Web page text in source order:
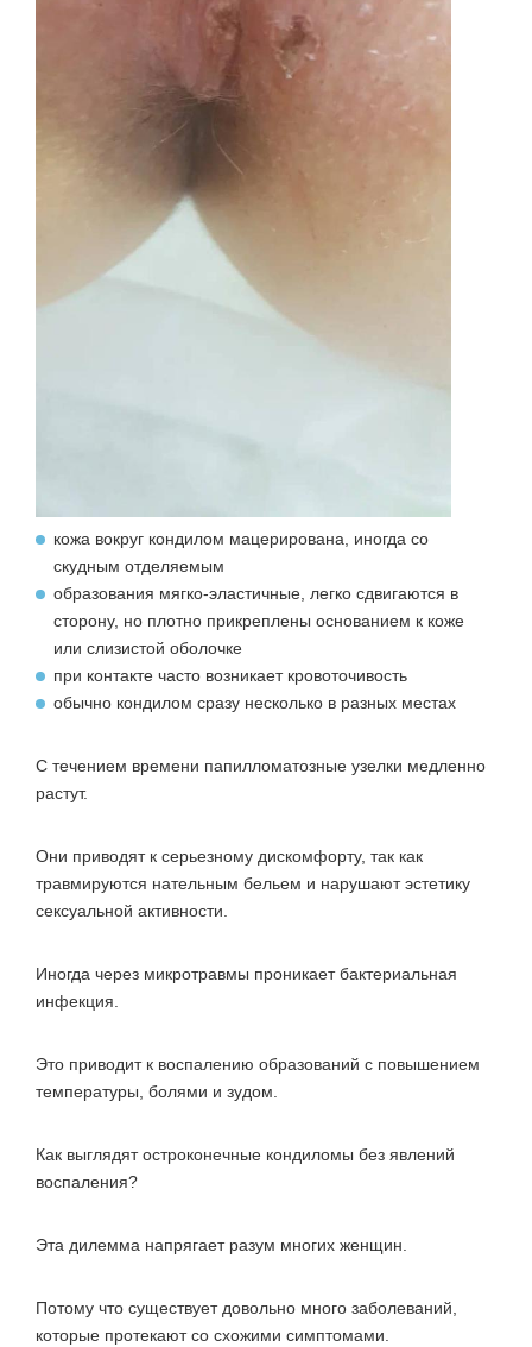
кожа вокруг кондилом мацерирована, иногда со
скудным отделяемым
образования мягко-эластичные, легко сдвигаются в
сторону, но плотно прикреплены основанием к коже
или слизистой оболочке
при контакте часто возникает кровоточивость
обычно кондилом сразу несколько в разных местах
С течением времени папилломатозные узелки медленно
растут.
Они приводят к серьезному дискомфорту, так как
травмируются нательным бельем и нарушают эстетику
сексуальной активности.
Иногда через микротравмы проникает бактериальная
инфекция.
Это приводит к воспалению образований с повышением
температуры, болями и зудом.
Как выглядят остроконечные кондиломы без явлений
воспаления?
Эта дилемма напрягает разум многих женщин.
Потому что существует довольно много заболеваний,
которые протекают со схожими симптомами.